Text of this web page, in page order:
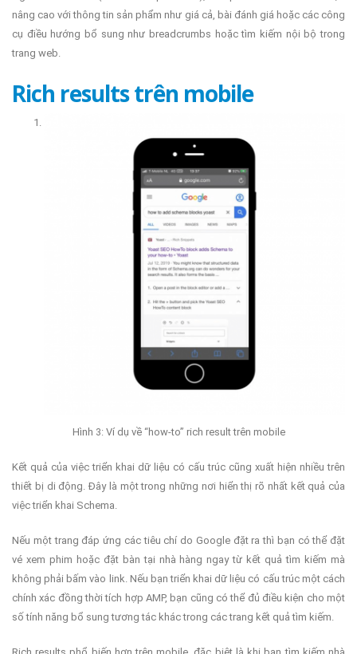
nâng cao với thông tin sản phẩm như giá cả, bài đánh giá hoặc các công
cụ điều hướng bổ sung như breadcrumbs hoặc tìm kiếm nội bộ trong
trang web.
Rich results trên mobile
Hình 3: Ví dụ về “how-to” rich result trên mobile
Kết quả của việc triển khai dữ liệu có cấu trúc cũng xuất hiện nhiều trên
thiết bị di động. Đây là một trong những nơi hiển thị rõ nhất kết quả của
việc triển khai Schema.
Nếu một trang đáp ứng các tiêu chí do Google đặt ra thì bạn có thể đặt
vé xem phim hoặc đặt bàn tại nhà hàng ngay từ kết quả tìm kiếm mà
không phải bấm vào link. Nếu bạn triển khai dữ liệu có cấu trúc một cách
chính xác đồng thời tích hợp AMP, bạn cũng có thể đủ điều kiện cho một
số tính năng bổ sung tương tác khác trong các trang kết quả tìm kiếm.